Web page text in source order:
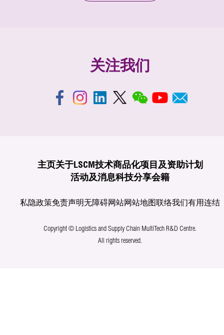
关注我们
主页关于LSCM技术商品化项目及资助计划
活动及消息科技分享会籍
私隐政策免责声明无障碍网站网站地图联络我们有用连结
Copyright © Logistics and Supply Chain MultiTech R&D Centre.
All rights reserved.